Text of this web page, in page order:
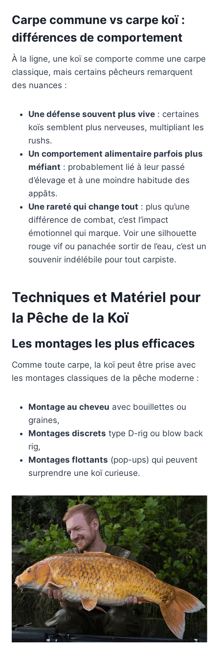
Carpe commune vs carpe koï :
différences de comportement
À la ligne, une koï se comporte comme une carpe
classique, mais certains pêcheurs remarquent
des nuances :
Une défense souvent plus vive : certaines
koïs semblent plus nerveuses, multipliant les
rushs.
Un comportement alimentaire parfois plus
méfiant : probablement lié à leur passé
d’élevage et à une moindre habitude des
appâts.
Une rareté qui change tout : plus qu’une
différence de combat, c’est l’impact
émotionnel qui marque. Voir une silhouette
rouge vif ou panachée sortir de l’eau, c’est un
souvenir indélébile pour tout carpiste.
Techniques et Matériel pour
la Pêche de la Koï
Les montages les plus efficaces
Comme toute carpe, la koï peut être prise avec
les montages classiques de la pêche moderne :
Montage au cheveu avec bouillettes ou
graines,
Montages discrets type D-rig ou blow back
rig,
Montages flottants (pop-ups) qui peuvent
surprendre une koï curieuse.